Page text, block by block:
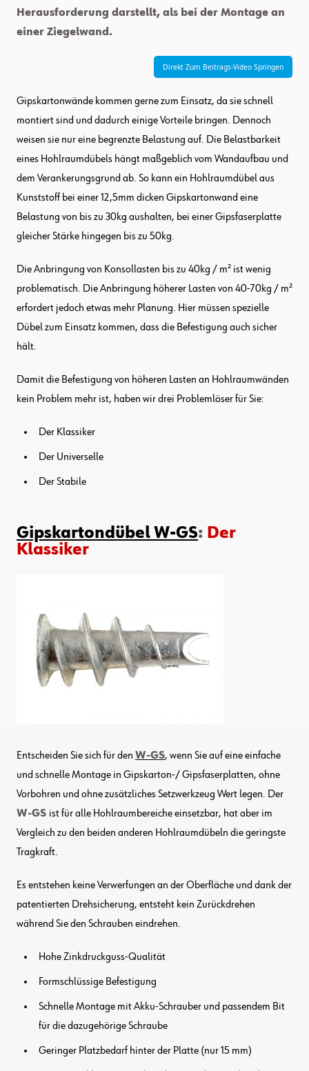
Herausforderung darstellt, als bei der Montage an
einer Ziegelwand.
Direkt Zum Beitrags-Video Springen
Gipskartonwände kommen gerne zum Einsatz, da sie schnell
montiert sind und dadurch einige Vorteile bringen. Dennoch
weisen sie nur eine begrenzte Belastung auf. Die Belastbarkeit
eines Hohlraumdübels hängt maßgeblich vom Wandaufbau und
dem Verankerungsgrund ab. So kann ein Hohlraumdübel aus
Kunststoff bei einer 12,5mm dicken Gipskartonwand eine
Belastung von bis zu 30kg aushalten, bei einer Gipsfaserplatte
gleicher Stärke hingegen bis zu 50kg.
Die Anbringung von Konsollasten bis zu 40kg / m² ist wenig
problematisch. Die Anbringung höherer Lasten von 40-70kg / m²
erfordert jedoch etwas mehr Planung. Hier müssen spezielle
Dübel zum Einsatz kommen, dass die Befestigung auch sicher
hält.
Damit die Befestigung von höheren Lasten an Hohlraumwänden
kein Problem mehr ist, haben wir drei Problemlöser für Sie:
Der Klassiker
Der Universelle
Der Stabile
Gipskartondübel W-GS: Der
Klassiker
Entscheiden Sie sich für den W-GS, wenn Sie auf eine einfache
und schnelle Montage in Gipskarton-/ Gipsfaserplatten, ohne
Vorbohren und ohne zusätzliches Setzwerkzeug Wert legen. Der
W-GS ist für alle Hohlraumbereiche einsetzbar, hat aber im
Vergleich zu den beiden anderen Hohlraumdübeln die geringste
Tragkraft.
Es entstehen keine Verwerfungen an der Oberfläche und dank der
patentierten Drehsicherung, entsteht kein Zurückdrehen
während Sie den Schrauben eindrehen.
Hohe Zinkdruckguss-Qualität
Formschlüssige Befestigung
Schnelle Montage mit Akku-Schrauber und passendem Bit
für die dazugehörige Schraube
Geringer Platzbedarf hinter der Platte (nur 15 mm)